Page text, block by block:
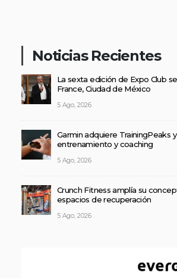
Noticias Recientes
La sexta edición de Expo Club
France, Ciudad de México
5 Ago, 2026
Garmin adquiere TrainingPeaks
entrenamiento y coaching
5 Ago, 2026
Crunch Fitness amplía su
espacios de recuperación
5 Ago, 2026